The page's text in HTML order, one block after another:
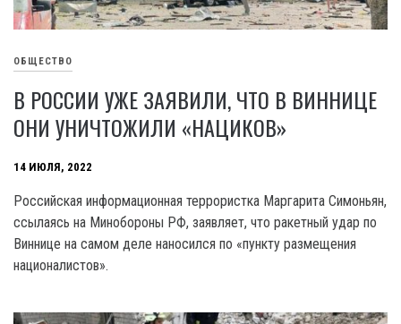
ОБЩЕСТВО
В РОССИИ УЖЕ ЗАЯВИЛИ, ЧТО В ВИННИЦЕ
ОНИ УНИЧТОЖИЛИ «НАЦИКОВ»
14 ИЮЛЯ, 2022
Российская информационная террористка Маргарита Симоньян,
ссылаясь на Минобороны РФ, заявляет, что ракетный удар по
Виннице на самом деле наносился по «пункту размещения
националистов».